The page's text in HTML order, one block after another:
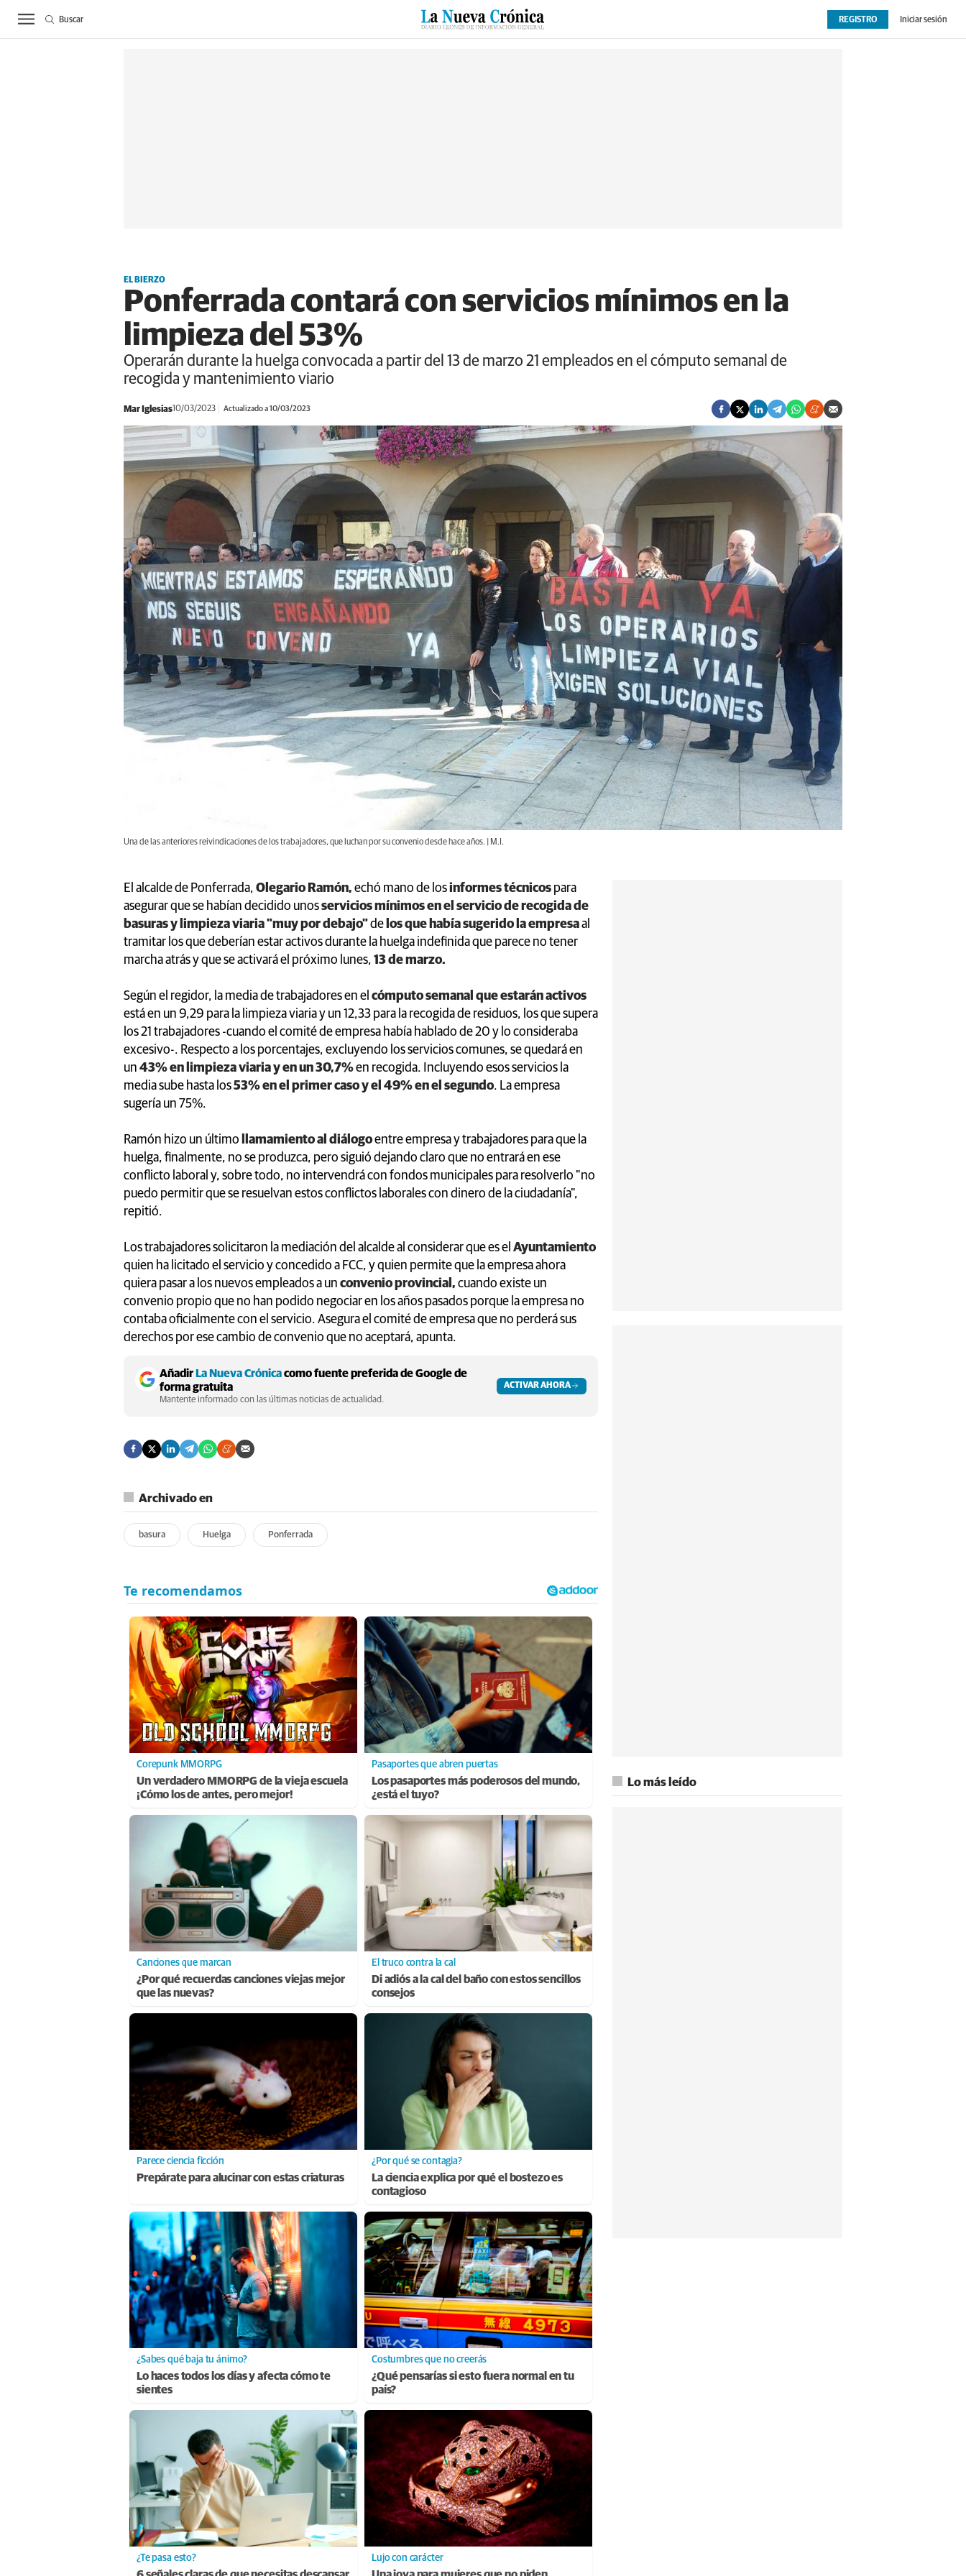
ACTUALIDAD BIERZO SUCESOS CULTURAS ESPECIALES DEPORTES OPINIÓN EXTRAS
REGISTRO Iniciar sesión
Buscar
EL BIERZO
Ponferrada contará con servicios mínimos en la
limpieza del 53%
Operarán durante la huelga convocada a partir del 13 de marzo 21 empleados en el cómputo semanal de
recogida y mantenimiento viario
Mar Iglesias10/03/2023 Actualizado a 10/03/2023
Una de las anteriores reivindicaciones de los trabajadores, que luchan por su convenio desde hace años. | M.I.
El alcalde de Ponferrada, Olegario Ramón, echó mano de losinformes técnicos para
asegurar que se habían decidido unosservicios mínimos en el servicio de recogida de
basuras y limpieza viaria "muy por debajo"de los que había sugerido la empresaal
tramitar los que deberían estar activos durante la huelga indefinida que parece no tener
marcha atrás y que se activará el próximo lunes, 13 de marzo.
Según el regidor, la media de trabajadores en el cómputo semanal que estarán activos
está en un 9,29 para la limpieza viaria y un 12,33 para la recogida de residuos, los que supera
los 21 trabajadores -cuando el comité de empresa había hablado de 20 y lo consideraba
excesivo-. Respecto a los porcentajes, excluyendo los servicios comunes, se quedará en
un 43% en limpieza viaria y en un 30,7%en recogida. Incluyendo esos servicios la
media sube hasta los53% en el primer caso y el 49% en el segundo. La empresa
sugería un 75%.
Ramón hizo un último llamamiento al diálogoentre empresa y trabajadores para que la
huelga, finalmente, no se produzca, pero siguió dejando claro que no entrará en ese
conflicto laboral y, sobre todo, no intervendrá con fondos municipales para resolverlo "no
puedo permitir que se resuelvan estos conflictos laborales con dinero de la ciudadanía",
repitió.
Los trabajadores solicitaron la mediación del alcalde al considerar que es el Ayuntamiento
quien ha licitado el servicio y concedido a FCC, y quien permite que la empresa ahora
quiera pasar a los nuevos empleados a un convenio provincial, cuando existe un
convenio propio que no han podido negociar en los años pasados porque la empresa no
contaba oficialmente con el servicio. Asegura el comité de empresa que no perderá sus
derechos por ese cambio de convenio que no aceptará, apunta.
AñadirLa Nueva Crónicacomo fuente preferida de Google de
forma gratuita
Mantente informado con las últimas noticias de actualidad.
ACTIVAR AHORA
Archivado en
basura Huelga Ponferrada
Corepunk MMORPG
Un verdadero MMORPG de la vieja escuela
¡Cómo los de antes, pero mejor!
Pasaportes que abren puertas
Los pasaportes más poderosos del mundo,
¿está el tuyo?
Canciones que marcan
¿Por qué recuerdas canciones viejas mejor
que las nuevas?
El truco contra la cal
Di adiós a la cal del baño con estos sencillos
consejos
Parece ciencia ficción
Prepárate para alucinar con estas criaturas
¿Por qué se contagia?
La ciencia explica por qué el bostezo es
contagioso
¿Sabes qué baja tu ánimo?
Lo haces todos los días y afecta cómo te
sientes
Costumbres que no creerás
¿Qué pensarías si esto fuera normal en tu
país?
¿Te pasa esto? Lujo con carácter
Lo más leído